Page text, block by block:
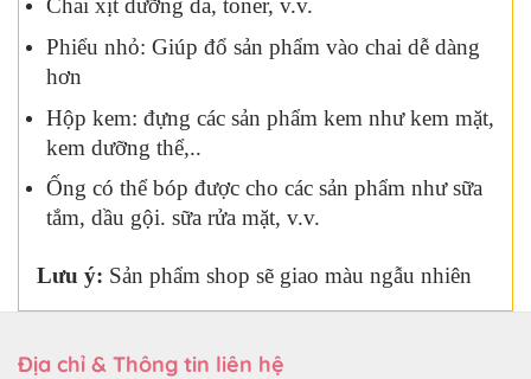
Chai xịt dưỡng da, toner, v.v.
Phiểu nhỏ: Giúp đổ sản phẩm vào chai dễ dàng
hơn
Hộp kem: đựng các sản phẩm kem như kem mặt,
kem dưỡng thể,..
Ống có thể bóp được cho các sản phẩm như sữa
tắm, dầu gội. sữa rửa mặt, v.v.
Lưu ý: Sản phẩm shop sẽ giao màu ngẫu nhiên
Địa chỉ & Thông tin liên hệ